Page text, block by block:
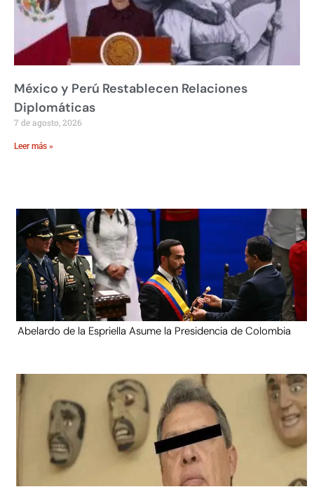
México y Perú Restablecen Relaciones
Diplomáticas
7 de agosto, 2026
Leer más »
Abelardo de la Espriella Asume la Presidencia de Colombia